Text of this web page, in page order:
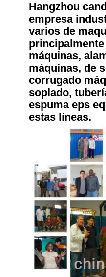
Hangzhou
empresa
varios de
máquinas,
máquinas, de
corrugado
soplado,
espuma eps
estas líneas.